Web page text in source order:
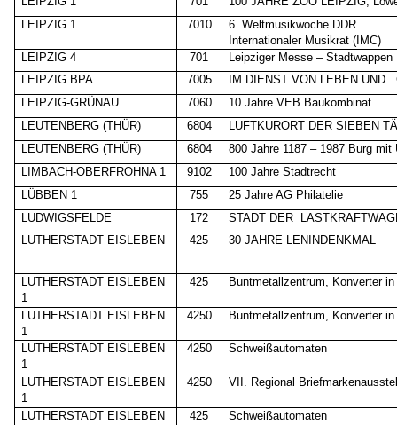
LEIPZIG 1
7010
6. Weltmusikwoche DDR
Internationaler Musikrat (IMC)
LEIPZIG 4
701
Leipziger Messe – Stadtwappen
LEIPZIG BPA
7005 IM DIENST VON LEBEN UND
LEIPZIG-GRÜNAU
7060
10 Jahre VEB Baukombinat
LEUTENBERG (THÜR)
6804
LUFTKURORT DER SIEBEN
LEUTENBERG (THÜR)
6804
800 Jahre 1187 – 1987 Burg mit
LIMBACH-OBERFROHNA 1
9102
100 Jahre Stadtrecht
LÜBBEN 1
755
25 Jahre AG Philatelie
LUDWIGSFELDE
172 STADT DER
LUTHERSTADT EISLEBEN
425 30 JAHRE LENINDENKMAL
LUTHERSTADT EISLEBEN
1
425 Buntmetallzentrum, Konverter
LUTHERSTADT EISLEBEN
1
4250 Buntmetallzentrum, Konverter
LUTHERSTADT EISLEBEN
1
4250 Schweißautomaten
LUTHERSTADT EISLEBEN
1
4250 VII. Regional
LUTHERSTADT EISLEBEN
425 Schweißautomaten